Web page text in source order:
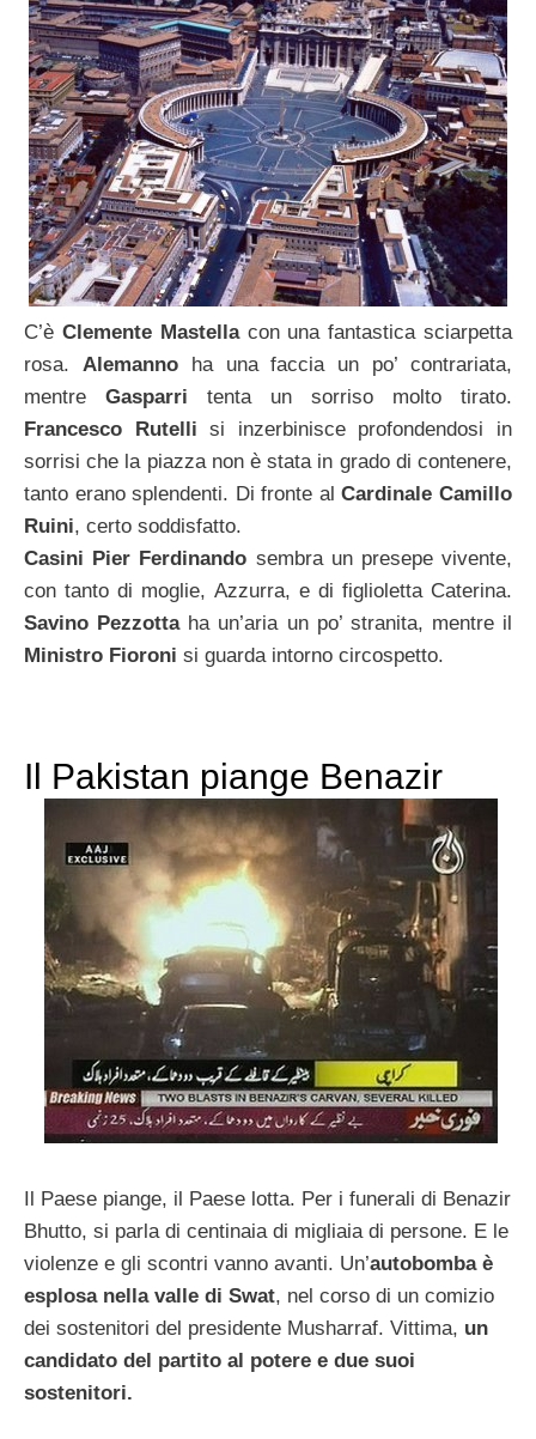
C’è Clemente Mastella con una fantastica sciarpetta
rosa. Alemannoha una faccia un po’ contrariata,
mentre Gasparri tenta un sorriso molto tirato.
Francesco Rutellisi inzerbinisce profondendosi in
sorrisi che la piazza non è stata in grado di contenere,
tanto erano splendenti. Di fronte alCardinale Camillo
Ruini, certo soddisfatto.
Casini Pier Ferdinando sembra un presepe vivente,
con tanto di moglie, Azzurra, e di figlioletta Caterina.
Savino Pezzottaha un’aria un po’ stranita, mentre il
Ministro Fioroni si guarda intorno circospetto.
Il Pakistan piange Benazir
Il Paese piange, il Paese lotta. Per i funerali di Benazir
Bhutto, si parla di centinaia di migliaia di persone. E le
violenze e gli scontri vanno avanti. Un’autobomba è
esplosa nella valle di Swat, nel corso di un comizio
dei sostenitori del presidente Musharraf. Vittima, un
candidato del partito al potere e due suoi
sostenitori.